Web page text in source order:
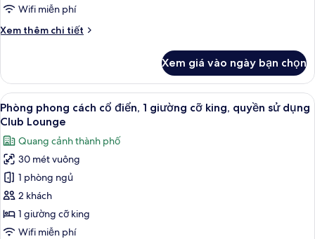
cỡ
quyền
Club
Lounge
Wifi miễn phí
Xem thêm chi tiết
Chi
Phòng
Premium,
1
giường
king,
quyền
sử
dụng
Club
Xem giá vào ngày bạn chọn
Xem
tất
cả
ảnh
Phòng
phong
cách
cổ
điển,
Minibar, két bảo mật tại phòng, bàn
9
Phòng phong cách cổ điển, 1 giường cỡ king, quyền sử dụng
Club Lounge
Quang cảnh thành phố
30 mét vuông
1 phòng ngủ
2 khách
1 giường cỡ king
Wifi miễn phí